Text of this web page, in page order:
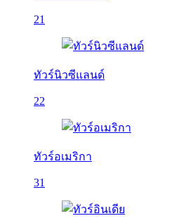
21
ทัวร์นิวซีแลนด์
22
ทัวร์อเมริกา
31